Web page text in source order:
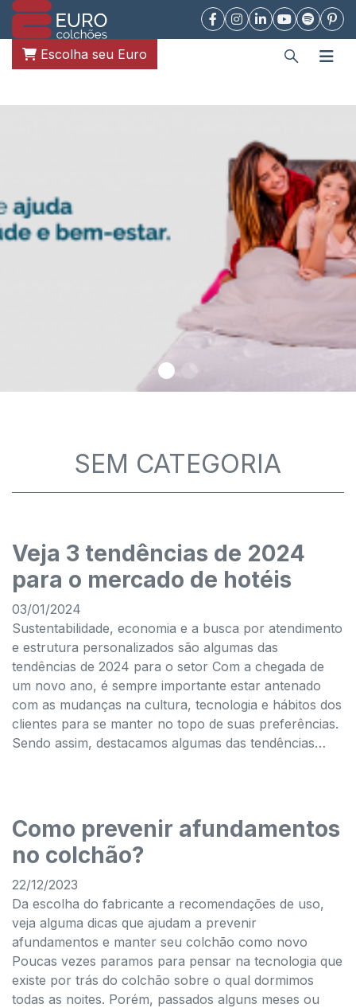
Escolha seu Euro
SEM CATEGORIA
Veja 3 tendências de 2024
para o mercado de hotéis
03/01/2024
Sustentabilidade, economia e a busca por atendimento
e estrutura personalizados são algumas das
tendências de 2024 para o setor Com a chegada de
um novo ano, é sempre importante estar antenado
com as mudanças na cultura, tecnologia e hábitos dos
clientes para se manter no topo de suas preferências.
Sendo assim, destacamos algumas das tendências…
Como prevenir afundamentos
no colchão?
22/12/2023
Da escolha do fabricante a recomendações de uso,
veja alguma dicas que ajudam a prevenir
afundamentos e manter seu colchão como novo
Poucas vezes paramos para pensar na tecnologia que
existe por trás do colchão sobre o qual dormimos
todas as noites. Porém, passados alguns meses ou